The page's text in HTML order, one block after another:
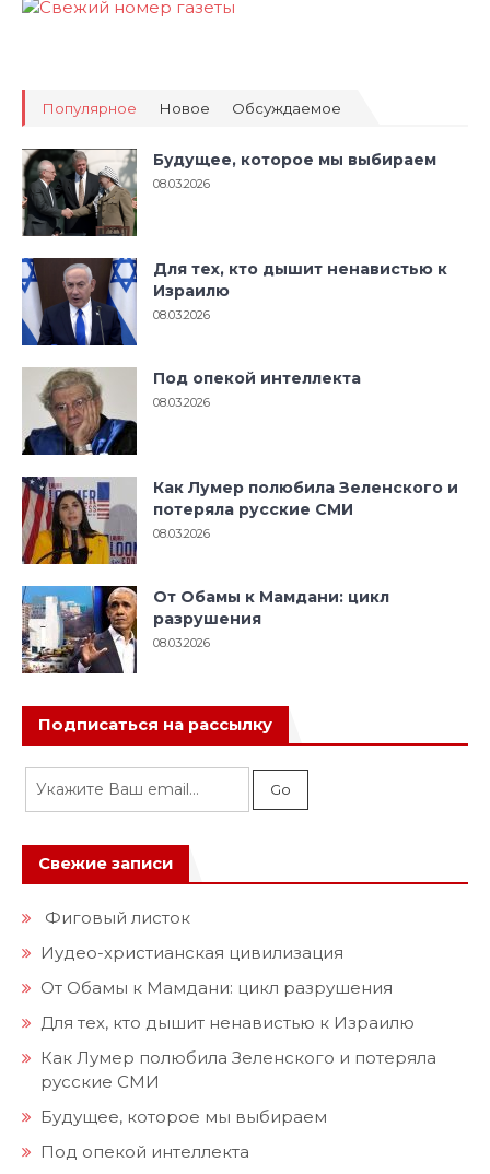
Популярное Новое Обсуждаемое
Будущее, которое мы выбираем
08.03.2026
Для тех, кто дышит ненавистью к
Израилю
08.03.2026
Под опекой интеллекта
08.03.2026
Как Лумер полюбила Зеленского и
потеряла русские СМИ
08.03.2026
От Обамы к Мамдани: цикл
разрушения
08.03.2026
Подписаться на рассылку
Свежие записи
Фиговый листок
Иудео-христианская цивилизация
От Обамы к Мамдани: цикл разрушения
Для тех, кто дышит ненавистью к Израилю
Как Лумер полюбила Зеленского и потеряла
русские СМИ
Будущее, которое мы выбираем
Под опекой интеллекта